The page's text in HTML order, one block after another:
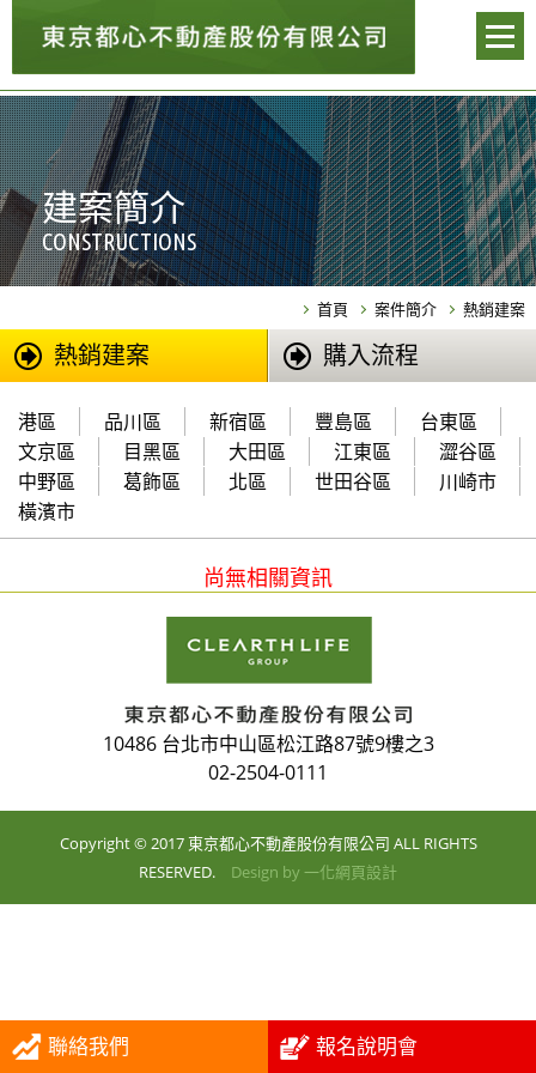
聯絡我們 報名說明會
建案簡介
CONSTRUCTIONS
首頁 案件簡介 熱銷建案
熱銷建案 購入流程
港區 品川區 新宿區 豐島區
台東區
文京區
目黑區 大田區 江東區
澀谷區
中野區
葛飾區 北區 世田谷區
川崎市
橫濱市
尚無相關資訊
10486 台北市中山區松江路87號9樓之3
02-2504-0111
Copyright © 2017 東京都心不動產股份有限公司 ALL RIGHTS
RESERVED. Design by 一化網頁設計